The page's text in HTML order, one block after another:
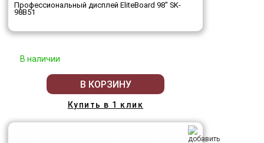
Профессиональный дисплей EliteBoard 98" SK-
98B51
В наличии
В КОРЗИНУ
Купить в 1 клик